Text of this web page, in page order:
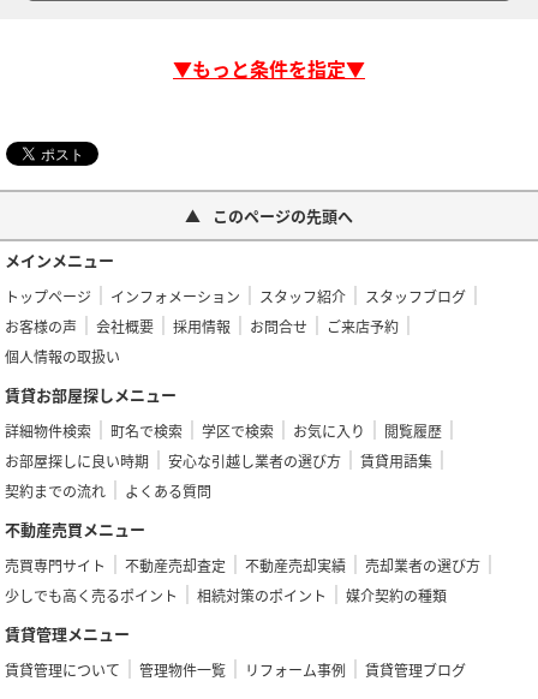
▼もっと条件を指定▼
このページの先頭へ
メインメニュー
トップページ インフォメーション スタッフ紹介
スタッフブログ
お客様の声
会社概要 採用情報 お問合せ
ご来店予約
個人情報の取扱い
賃貸お部屋探しメニュー
詳細物件検索 町名で検索 学区で検索 お気に入り
閲覧履歴
お部屋探しに良い時期
安心な引越し業者の選び方
賃貸用語集
契約までの流れ
よくある質問
不動産売買メニュー
売買専門サイト 不動産売却査定 不動産売却実績
売却業者の選び方
少しでも高く売るポイント
相続対策のポイント 媒介契約の種類
賃貸管理メニュー
賃貸管理について 管理物件一覧 リフォーム事例 賃貸管理ブログ